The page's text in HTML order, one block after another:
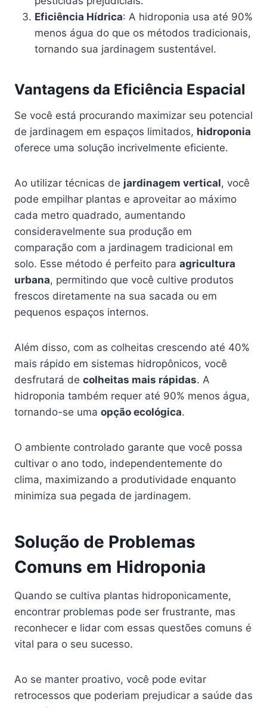
Eficiência Hídrica: A hidroponia usa até 90%
menos água do que os métodos tradicionais,
tornando sua jardinagem sustentável.
Vantagens da Eficiência Espacial
Se você está procurando maximizar seu potencial
de jardinagem em espaços limitados, hidroponia
oferece uma solução incrivelmente eficiente.
Ao utilizar técnicas de jardinagem vertical, você
pode empilhar plantas e aproveitar ao máximo
cada metro quadrado, aumentando
consideravelmente sua produção em
comparação com a jardinagem tradicional em
solo. Esse método é perfeito para agricultura
urbana, permitindo que você cultive produtos
frescos diretamente na sua sacada ou em
pequenos espaços internos.
Além disso, com as colheitas crescendo até 40%
mais rápido em sistemas hidropônicos, você
desfrutará de colheitas mais rápidas. A
hidroponia também requer até 90% menos água,
tornando-se uma opção ecológica.
O ambiente controlado garante que você possa
cultivar o ano todo, independentemente do
clima, maximizando a produtividade enquanto
minimiza sua pegada de jardinagem.
Solução de Problemas
Comuns em Hidroponia
Quando se cultiva plantas hidroponicamente,
encontrar problemas pode ser frustrante, mas
reconhecer e lidar com essas questões comuns é
vital para o seu sucesso.
Ao se manter proativo, você pode evitar
retrocessos que poderiam prejudicar a saúde das